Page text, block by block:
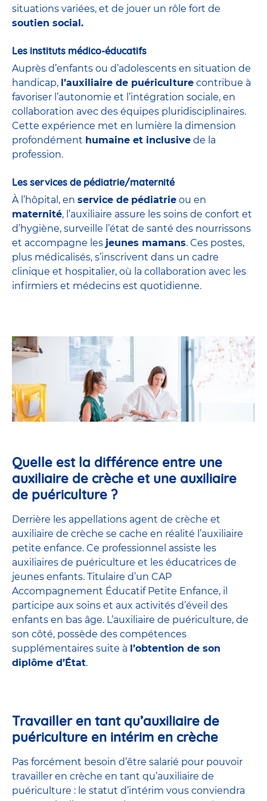
situations variées, et de jouer un rôle fort de
soutien social.
Les instituts médico-éducatifs
Auprès d’enfants ou d’adolescents en situation de
handicap, l’auxiliaire de puériculture contribue à
favoriser l’autonomie et l’intégration sociale, en
collaboration avec des équipes pluridisciplinaires.
Cette expérience met en lumière la dimension
profondément humaine et inclusive de la
profession.
Les services de pédiatrie/maternité
À l’hôpital, en service de pédiatrie ou en
maternité, l’auxiliaire assure les soins de confort et
d’hygiène, surveille l’état de santé des nourrissons
et accompagne les jeunes mamans. Ces postes,
plus médicalisés, s’inscrivent dans un cadre
clinique et hospitalier, où la collaboration avec les
infirmiers et médecins est quotidienne.
Quelle est la différence entre une
auxiliaire de crèche et une auxiliaire
de puériculture ?
Derrière les appellations agent de crèche et
auxiliaire de crèche se cache en réalité l’auxiliaire
petite enfance. Ce professionnel assiste les
auxiliaires de puériculture et les éducatrices de
jeunes enfants. Titulaire d’un CAP
Accompagnement Éducatif Petite Enfance, il
participe aux soins et aux activités d’éveil des
enfants en bas âge. L’auxiliaire de puériculture, de
son côté, possède des compétences
supplémentaires suite à l’obtention de son
diplôme d’État.
Travailler en tant qu’auxiliaire de
puériculture en intérim en crèche
Pas forcément besoin d’être salarié pour pouvoir
travailler en crèche en tant qu’auxiliaire de
puériculture : le statut d’intérim vous conviendra